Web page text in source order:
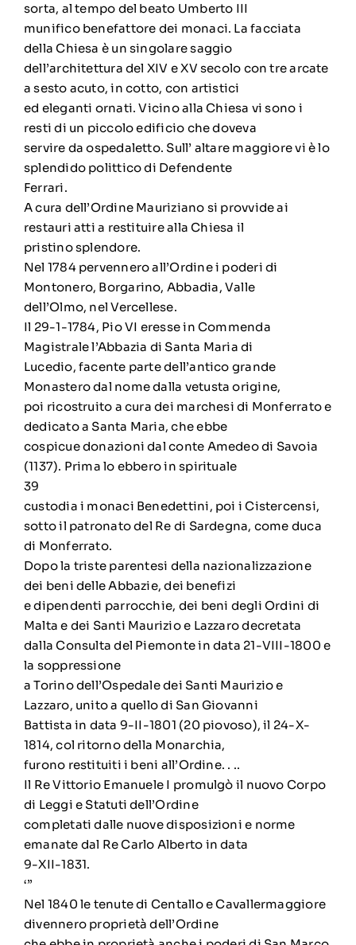
sorta, al tempo del beato Umberto III
munifico benefattore dei monaci. La facciata
della Chiesa è un singolare saggio
dell’architettura del XIV e XV secolo con tre arcate
a sesto acuto, in cotto, con artistici
ed eleganti ornati. Vicino alla Chiesa vi sono i
resti di un piccolo edificio che doveva
servire da ospedaletto. Sull’ altare maggiore vi è lo
splendido polittico di Defendente
Ferrari.
A cura dell’Ordine Mauriziano si provvide ai
restauri atti a restituire alla Chiesa il
pristino splendore.
Nel 1784 pervennero all’Ordine i poderi di
Montonero, Borgarino, Abbadia, Valle
dell’Olmo, nel Vercellese.
Il 29-1-1784, Pio VI eresse in Commenda
Magistrale l’Abbazia di Santa Maria di
Lucedio, facente parte dell’antico grande
Monastero dal nome dalla vetusta origine,
poi ricostruito a cura dei marchesi di Monferrato e
dedicato a Santa Maria, che ebbe
cospicue donazioni dal conte Amedeo di Savoia
(1137). Prima lo ebbero in spirituale
39
custodia i monaci Benedettini, poi i Cistercensi,
sotto il patronato del Re di Sardegna, come duca
di Monferrato.
Dopo la triste parentesi della nazionalizzazione
dei beni delle Abbazie, dei benefizi
e dipendenti parrocchie, dei beni degli Ordini di
Malta e dei Santi Maurizio e Lazzaro decretata
dalla Consulta del Piemonte in data 21-VIII-1800 e
la soppressione
a Torino dell’Ospedale dei Santi Maurizio e
Lazzaro, unito a quello di San Giovanni
Battista in data 9-II-1801 (20 piovoso), il 24-X-
1814, col ritorno della Monarchia,
furono restituiti i beni all’Ordine. . ..
Il Re Vittorio Emanuele I promulgò il nuovo Corpo
di Leggi e Statuti dell’Ordine
completati dalle nuove disposizioni e norme
emanate dal Re Carlo Alberto in data
9-XII-1831.
‘”
Nel 1840 le tenute di Centallo e Cavallermaggiore
divennero proprietà dell’Ordine